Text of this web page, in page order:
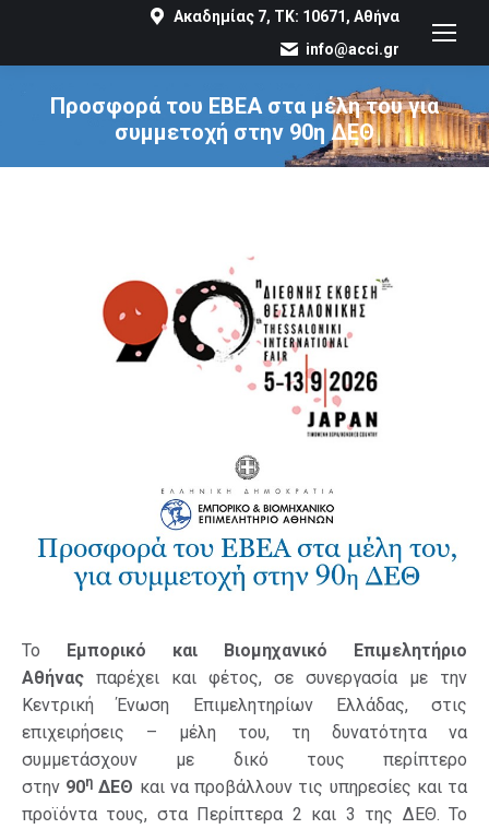
Ακαδημίας 7, ΤΚ: 10671, Αθήνα
info@acci.gr
Προσφορά του ΕΒΕΑ στα μέλη του για
συμμετοχή στην 90η ΔΕΘ
You are here:
Το Εμπορικό και Βιομηχανικό Επιμελητήριο
Αθήνας παρέχει και φέτος, σε συνεργασία με την
Κεντρική Ένωση Επιμελητηρίων Ελλάδας, στις
επιχειρήσεις – μέλη του, τη δυνατότητα να
συμμετάσχουν με δικό τους περίπτερο
στην 90η ΔΕΘ και να προβάλλουν τις υπηρεσίες και τα
προϊόντα τους, στα Περίπτερα 2 και 3 της ΔΕΘ. Το